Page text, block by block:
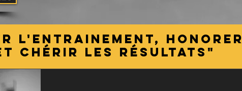
L'entrainement, HONORer
CHÉRIr LES RÉSULTATS"